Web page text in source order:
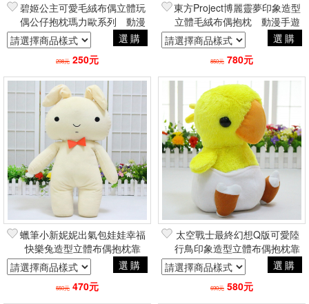
碧姬公主可愛毛絨布偶立體玩
偶公仔抱枕瑪力歐系列 動漫
電玩二次元日常創意周邊
選購
298元 250元
東方Project博麗靈夢印象造型
立體毛絨布偶抱枕 動漫手遊
二次元日常創意周邊選購
850元 780元
蠟筆小新妮妮出氣包娃娃幸福
快樂兔造型立體布偶抱枕靠
枕 動漫手遊二次元日常創意
周邊
選購
550元 470元
太空戰士最終幻想Q版可愛陸
行鳥印象造型立體布偶抱枕靠
枕 動漫手遊二次元日常創意
周邊
選購
690元 580元